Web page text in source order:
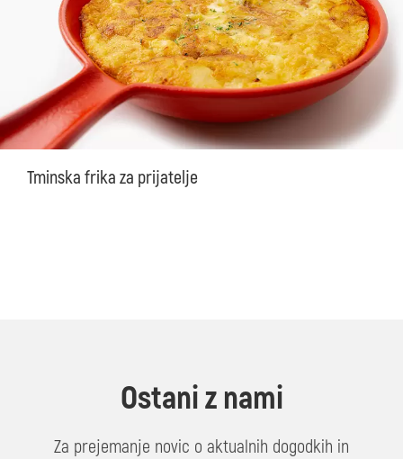
Tminska frika za prijatelje
Ostani z nami
Za prejemanje novic o aktualnih dogodkih in